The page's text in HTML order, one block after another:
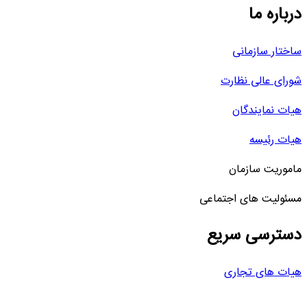
درباره ما
ساختار سازمانی
شورای عالی نظارت
هیات نمایندگان
هیات رئیسه
ماموریت سازمان
مسئولیت های اجتماعی
دسترسی سریع
هیات های تجاری